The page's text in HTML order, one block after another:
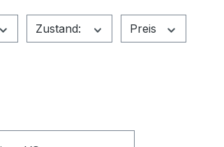
Zustand: Preis